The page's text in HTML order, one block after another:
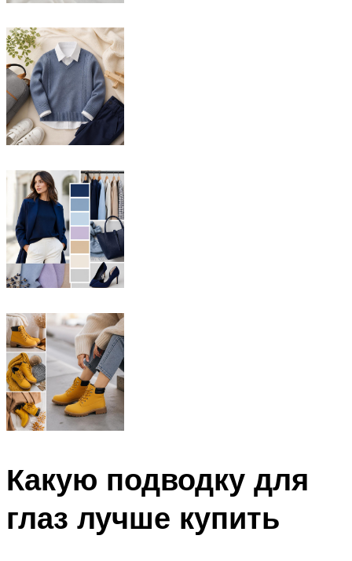
Какую подводку для
глаз лучше купить